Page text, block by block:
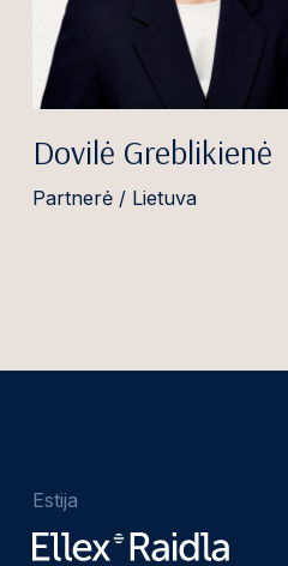
Dovilė Greblikienė
Partnerė / Lietuva
Estija